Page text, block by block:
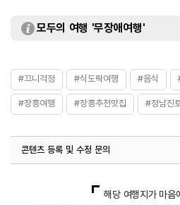
모두의 여행 '무장애여행'
#끄니걱정 #식도락여행 #음식
#장흥여행 #장흥추천맛집 #정남진
콘텐츠 등록 및 수정 문의
해당 여행지가 마음